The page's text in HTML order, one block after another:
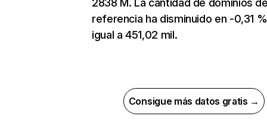
2838 M. La cantidad de dominios
referencia ha disminuido en -0,31
igual a 451,02 mil.
Consigue más datos gratis →